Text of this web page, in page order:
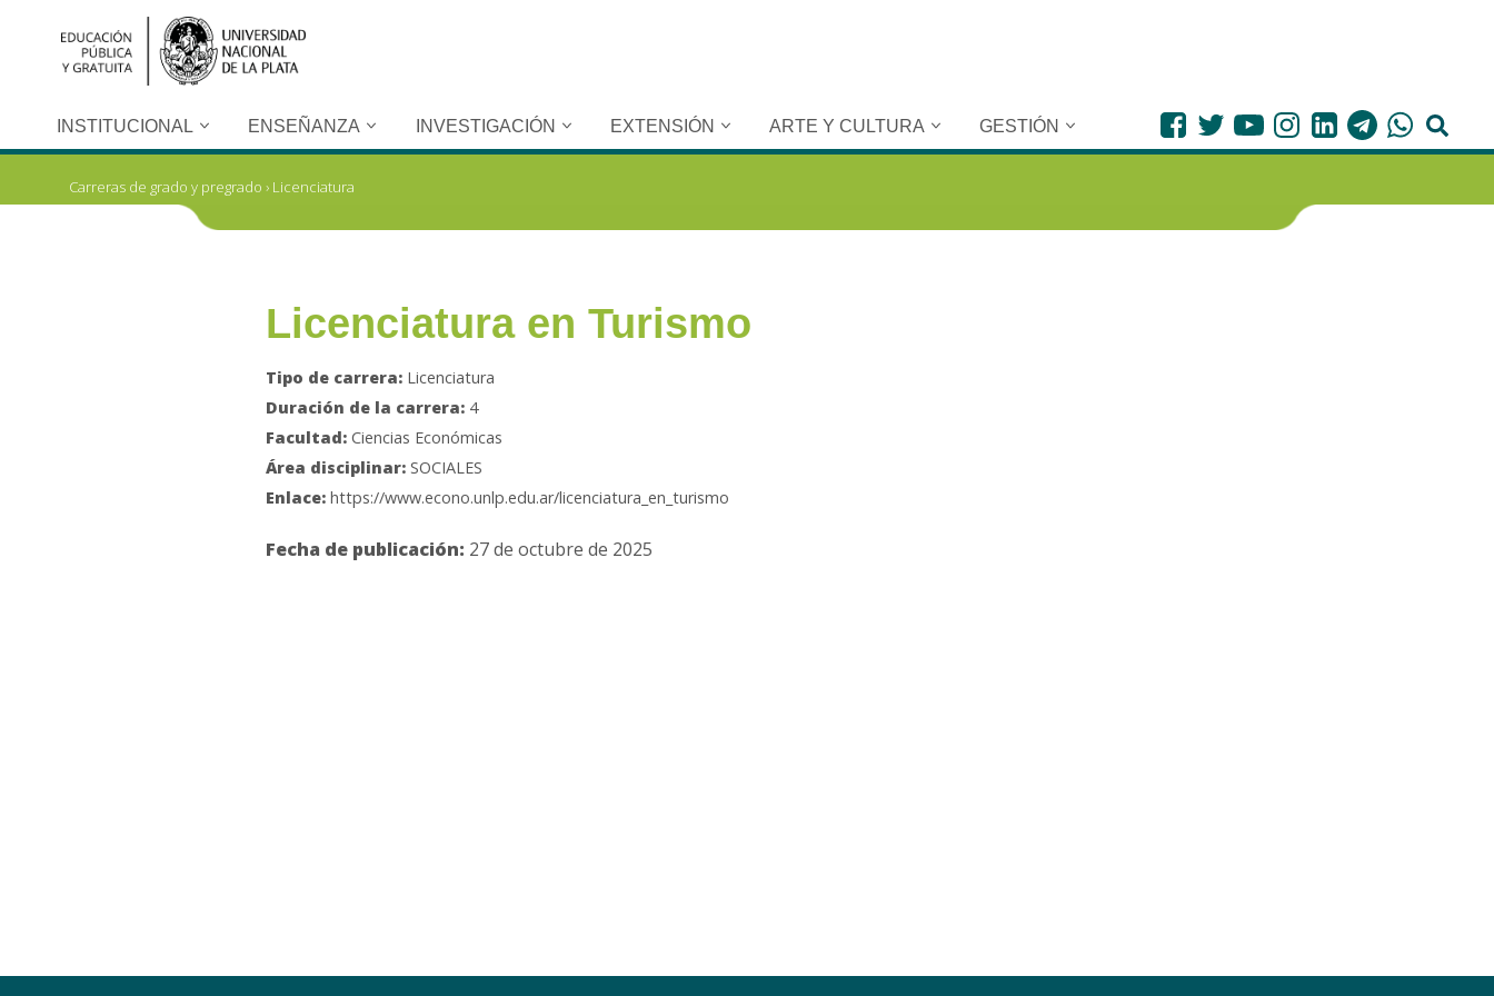
contenidoINSTITUCIONAL ENSEÑANZA INVESTIGACIÓN EXTENSIÓN ARTE Y CULTURA GESTIÓN
Carreras de grado y pregrado › Licenciatura
Licenciatura en Turismo
Tipo de carrera: Licenciatura
Duración de la carrera: 4
Facultad: Ciencias Económicas
Área disciplinar: SOCIALES
Enlace: https://www.econo.unlp.edu.ar/licenciatura_en_turismo
Fecha de publicación: 27 de octubre de 2025